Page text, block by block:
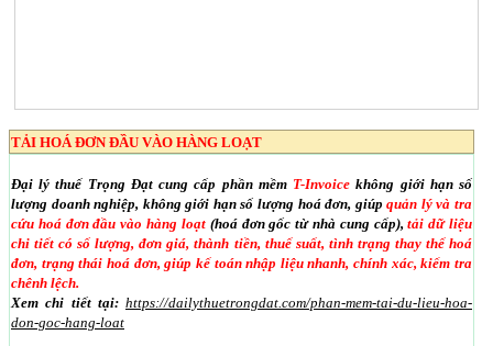
TẢI HOÁ ĐƠN ĐẦU VÀO HÀNG LOẠT
Đại lý thuế Trọng Đạt cung cấp phần mềm T-Invoice không giới hạn số
lượng doanh nghiệp, không giới hạn số lượng hoá đơn, giúpquản lý và tra
cứu hoá đơn đầu vào hàng loạt(hoá đơn gốc từ nhà cung cấp),tải dữ liệu
chi tiết có số lượng, đơn giá, thành tiền, thuế suất, tình trạng thay thế hoá
đơn, trạng thái hoá đơn, giúp kế toán nhập liệu nhanh, chính xác, kiểm tra
chênh lệch.
Xem chi tiết tại: https://dailythuetrongdat.com/phan-mem-tai-du-lieu-hoa-
don-goc-hang-loat